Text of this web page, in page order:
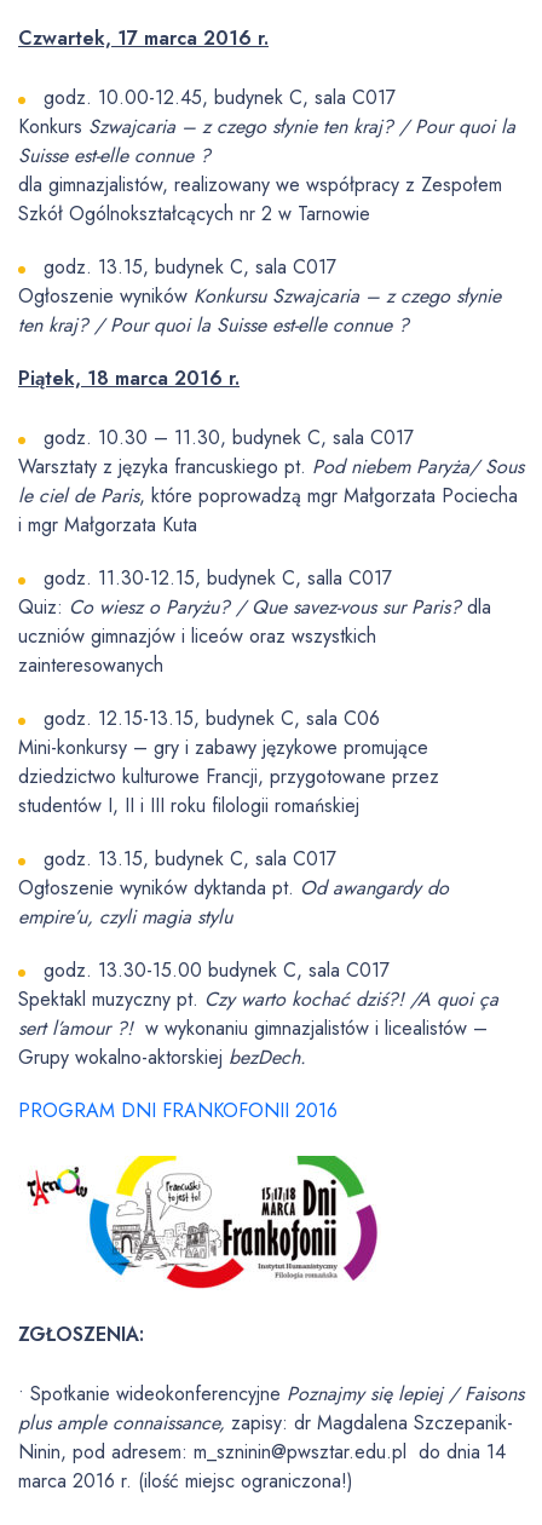
Czwartek, 17 marca 2016 r.
godz. 10.00-12.45, budynek C, sala C017
Konkurs Szwajcaria – z czego słynie ten kraj? / Pour quoi la
Suisse est-elle connue ?
dla gimnazjalistów, realizowany we współpracy z Zespołem
Szkół Ogólnokształcących nr 2 w Tarnowie
godz. 13.15, budynek C, sala C017
Ogłoszenie wyników Konkursu Szwajcaria – z czego słynie
ten kraj? / Pour quoi la Suisse est-elle connue ?
Piątek, 18 marca 2016 r.
godz. 10.30 – 11.30, budynek C, sala C017
Warsztaty z języka francuskiego pt. Pod niebem Paryża/ Sous
le ciel de Paris, które poprowadzą mgr Małgorzata Pociecha
i mgr Małgorzata Kuta
godz. 11.30-12.15, budynek C, salla C017
Quiz: Co wiesz o Paryżu? / Que savez-vous sur Paris?dla
uczniów gimnazjów i liceów oraz wszystkich
zainteresowanych
godz. 12.15-13.15, budynek C, sala C06
Mini-konkursy – gry i zabawy językowe promujące
dziedzictwo kulturowe Francji, przygotowane przez
studentów I, II i III roku filologii romańskiej
godz. 13.15, budynek C, sala C017
Ogłoszenie wyników dyktanda pt. Od awangardy do
empire’u, czyli magia stylu
godz. 13.30-15.00 budynek C, sala C017
Spektakl muzyczny pt. Czy warto kochać dziś?! /A quoi ça
sert l’amour ?!w wykonaniu gimnazjalistów i licealistów –
Grupy wokalno-aktorskiej bezDech.
PROGRAM DNI FRANKOFONII 2016
ZGŁOSZENIA:
• Spotkanie wideokonferencyjne Poznajmy się lepiej / Faisons
plus ample connaissance, zapisy: dr Magdalena Szczepanik-
Ninin, pod adresem: m_szninin@pwsztar.edu.pl do dnia 14
marca 2016 r. (ilość miejsc ograniczona!)